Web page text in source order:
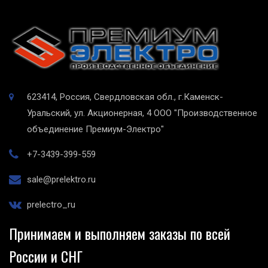
623414, Россия, Свердловская обл., г.Каменск-
Уральский, ул. Акционерная, 4 ООО "Производственное
объединение Премиум-Электро"
+7-3439-399-559
sale@prelektro.ru
prelectro_ru
Принимаем и выполняем заказы по всей
России и СНГ